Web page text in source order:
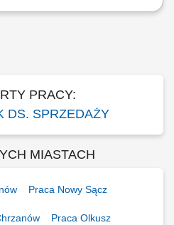
Kształtowanie zespołu
PRACY:
DS. SPRZEDAŻY
MIASTACH
Praca Nowy Sącz
Praca Olkusz